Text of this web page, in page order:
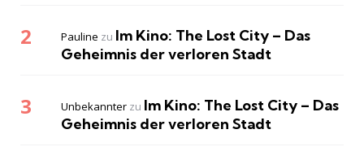
Pauline zu Im Kino: The Lost City – Das
Geheimnis der verloren Stadt
Unbekannter zu Im Kino: The Lost City – Das
Geheimnis der verloren Stadt